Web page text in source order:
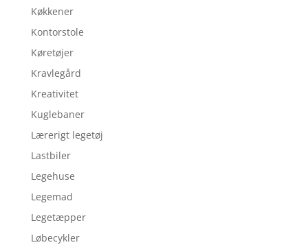
Køkkener
Kontorstole
Køretøjer
Kravlegård
Kreativitet
Kuglebaner
Lærerigt legetøj
Lastbiler
Legehuse
Legemad
Legetæpper
Løbecykler